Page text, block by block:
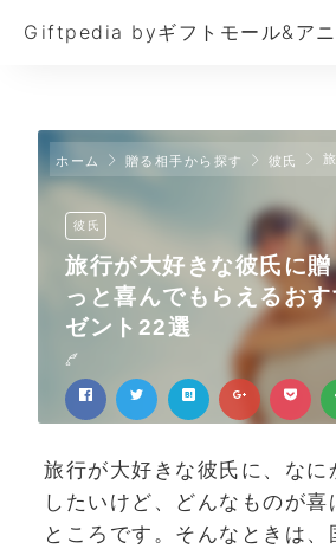
Giftpedia byギフトモール&ア
ホーム 贈る相手から探す 彼氏 旅行が
彼氏
旅行が大好きな彼氏に
っと喜んでもらえるお
ゼント22選
旅行が大好きな彼氏に、なに
したいけど、どんなものが喜
ところです。そんなときは、